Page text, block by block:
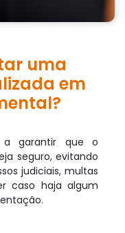
uma
em
a garantir que o
seguro, evitando
judiciais, multas
caso haja algum